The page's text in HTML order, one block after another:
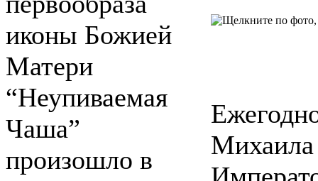
иконы Божией
Матери
“Неупиваемая
Чаша”
произошло в
Михаила